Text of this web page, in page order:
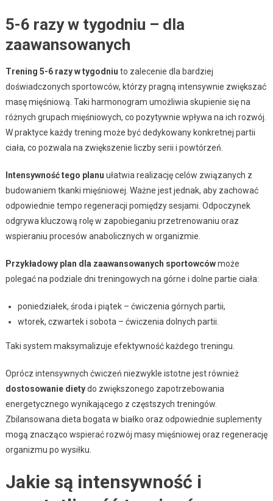
5-6 razy w tygodniu – dla
zaawansowanych
Trening 5-6 razy w tygodniu to zalecenie dla bardziej
doświadczonych sportowców, którzy pragną intensywnie zwiększać
masę mięśniową. Taki harmonogram umożliwia skupienie się na
różnych grupach mięśniowych, co pozytywnie wpływa na ich rozwój.
W praktyce każdy trening może być dedykowany konkretnej partii
ciała, co pozwala na zwiększenie liczby serii i powtórzeń.
Intensywność tego planu ułatwia realizację celów związanych z
budowaniem tkanki mięśniowej. Ważne jest jednak, aby zachować
odpowiednie tempo regeneracji pomiędzy sesjami. Odpoczynek
odgrywa kluczową rolę w zapobieganiu przetrenowaniu oraz
wspieraniu procesów anabolicznych w organizmie.
Przykładowy plan dla zaawansowanych sportowcówmoże
polegać na podziale dni treningowych na górne i dolne partie ciała:
poniedziałek, środa i piątek – ćwiczenia górnych partii,
wtorek, czwartek i sobota – ćwiczenia dolnych partii.
Taki system maksymalizuje efektywność każdego treningu.
Oprócz intensywnych ćwiczeń niezwykle istotne jest również
dostosowanie dietydo zwiększonego zapotrzebowania
energetycznego wynikającego z częstszych treningów.
Zbilansowana dieta bogata w białko oraz odpowiednie suplementy
mogą znacząco wspierać rozwój masy mięśniowej oraz regenerację
organizmu po wysiłku.
Jakie są intensywność i